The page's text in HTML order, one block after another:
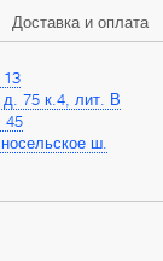
75 к.4, лит. В
45
ш.
Доставка и оплата